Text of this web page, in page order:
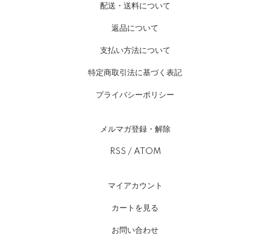
配送・送料について
返品について
支払い方法について
特定商取引法に基づく表記
プライバシーポリシー
メルマガ登録・解除
RSS / ATOM
マイアカウント
カートを見る
お問い合わせ